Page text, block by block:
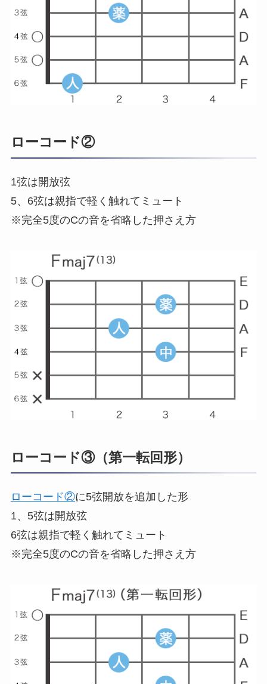
ローコード②
1弦は開放弦
5、6弦は親指で軽く触れてミュート
※完全5度のCの音を省略した押さえ方
ローコード③（第一転回形）
ローコード②に5弦開放を追加した形
1、5弦は開放弦
6弦は親指で軽く触れてミュート
※完全5度のCの音を省略した押さえ方